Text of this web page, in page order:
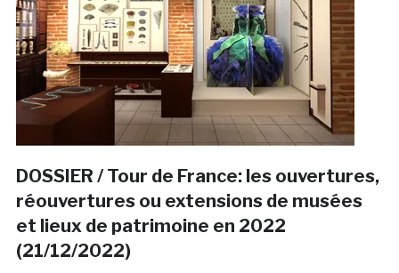
DOSSIER / Tour de France: les ouvertures,
réouvertures ou extensions de musées
et lieux de patrimoine en 2022
(21/12/2022)